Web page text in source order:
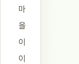
마
을
이
이